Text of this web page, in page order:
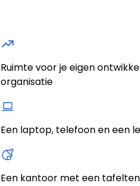
Ruimte voor je eigen
organisatie
Een laptop, telefoon en een
Een kantoor met een